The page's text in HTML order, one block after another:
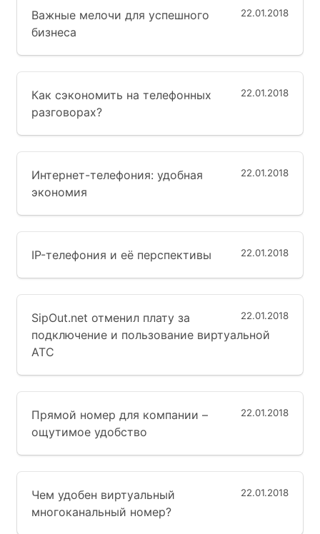
22.01.2018
Важные мелочи для успешного
бизнеса
22.01.2018
Как сэкономить на телефонных
разговорах?
22.01.2018
Интернет-телефония: удобная
экономия
22.01.2018
IP-телефония и её перспективы
22.01.2018
SipOut.net отменил плату за
подключение и пользование виртуальной
АТС
22.01.2018
Прямой номер для компании –
ощутимое удобство
22.01.2018
Чем удобен виртуальный
многоканальный номер?